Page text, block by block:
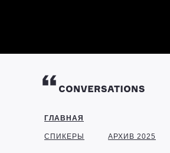
ГЛАВНАЯ
СПИКЕРЫ АРХИВ 2025